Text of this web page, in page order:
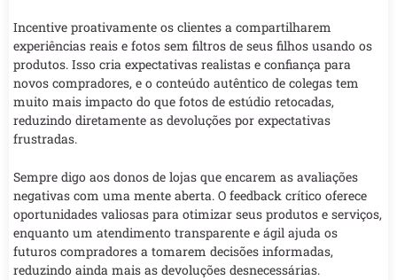
Incentive proativamente os clientes a compartilharem
experiências reais e fotos sem filtros de seus filhos usando os
produtos. Isso cria expectativas realistas e confiança para
novos compradores, e o conteúdo autêntico de colegas tem
muito mais impacto do que fotos de estúdio retocadas,
reduzindo diretamente as devoluções por expectativas
frustradas.
Sempre digo aos donos de lojas que encarem as avaliações
negativas com uma mente aberta. O feedback crítico oferece
oportunidades valiosas para otimizar seus produtos e serviços,
enquanto um atendimento transparente e ágil ajuda os
futuros compradores a tomarem decisões informadas,
reduzindo ainda mais as devoluções desnecessárias.